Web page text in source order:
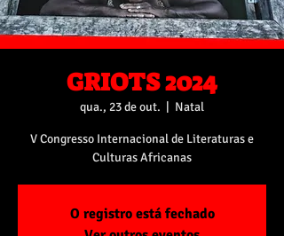
GRIOTS 2024
qua., 23 de out.
  |
Natal
V Congresso Internacional de Literaturas e
Culturas Africanas
O registro está fechado